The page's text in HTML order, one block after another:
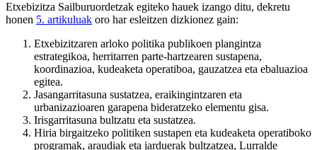
Etxebizitza Sailburuordetzak egiteko hauek izango ditu, dekretu
honen 5. artikuluak oro har esleitzen dizkionez gain:
Etxebizitzaren arloko politika publikoen plangintza
estrategikoa, herritarren parte-hartzearen sustapena,
koordinazioa, kudeaketa operatiboa, gauzatzea eta ebaluazioa
egitea.
Jasangarritasuna sustatzea, eraikingintzaren eta
urbanizazioaren garapena bideratzeko elementu gisa.
Irisgarritasuna bultzatu eta sustatzea.
Hiria birgaitzeko politiken sustapen eta kudeaketa operatiboko
programak, araudiak eta jarduerak bultzatzea, Lurralde